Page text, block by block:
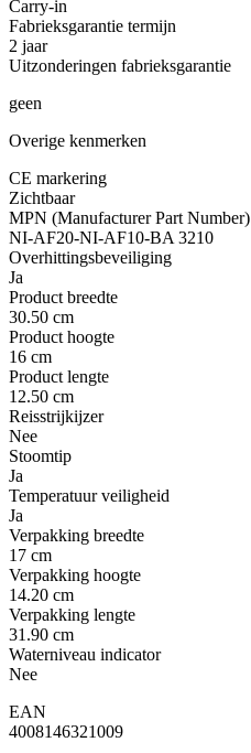
Carry-in
Fabrieksgarantie termijn
2 jaar
Uitzonderingen fabrieksgarantie
geen
Overige kenmerken
CE markering
Zichtbaar
MPN (Manufacturer Part Number)
NI-AF20-NI-AF10-BA 3210
Overhittingsbeveiliging
Ja
Product breedte
30.50 cm
Product hoogte
16 cm
Product lengte
12.50 cm
Reisstrijkijzer
Nee
Stoomtip
Ja
Temperatuur veiligheid
Ja
Verpakking breedte
17 cm
Verpakking hoogte
14.20 cm
Verpakking lengte
31.90 cm
Waterniveau indicator
Nee
EAN
4008146321009